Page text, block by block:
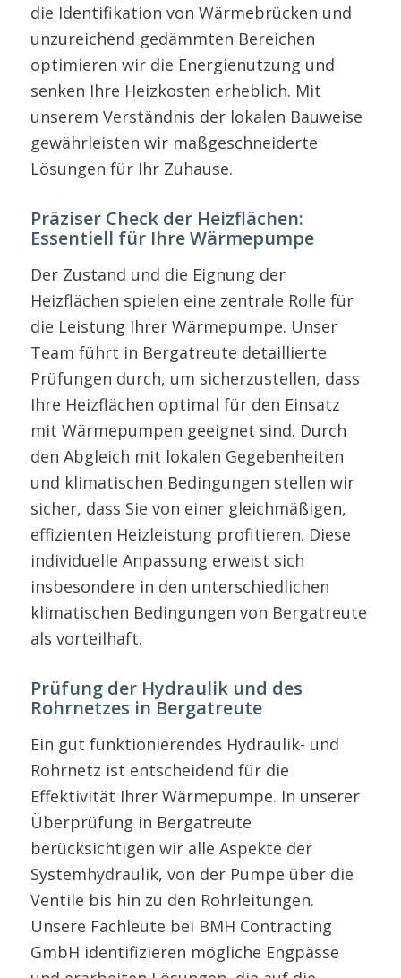
die Identifikation von Wärmebrücken und
unzureichend gedämmten Bereichen
optimieren wir die Energienutzung und
senken Ihre Heizkosten erheblich. Mit
unserem Verständnis der lokalen Bauweise
gewährleisten wir maßgeschneiderte
Lösungen für Ihr Zuhause.
Präziser Check der Heizflächen:
Essentiell für Ihre Wärmepumpe
Der Zustand und die Eignung der
Heizflächen spielen eine zentrale Rolle für
die Leistung Ihrer Wärmepumpe. Unser
Team führt in Bergatreute detaillierte
Prüfungen durch, um sicherzustellen, dass
Ihre Heizflächen optimal für den Einsatz
mit Wärmepumpen geeignet sind. Durch
den Abgleich mit lokalen Gegebenheiten
und klimatischen Bedingungen stellen wir
sicher, dass Sie von einer gleichmäßigen,
effizienten Heizleistung profitieren. Diese
individuelle Anpassung erweist sich
insbesondere in den unterschiedlichen
klimatischen Bedingungen von Bergatreute
als vorteilhaft.
Prüfung der Hydraulik und des
Rohrnetzes in Bergatreute
Ein gut funktionierendes Hydraulik- und
Rohrnetz ist entscheidend für die
Effektivität Ihrer Wärmepumpe. In unserer
Überprüfung in Bergatreute
berücksichtigen wir alle Aspekte der
Systemhydraulik, von der Pumpe über die
Ventile bis hin zu den Rohrleitungen.
Unsere Fachleute bei BMH Contracting
GmbH identifizieren mögliche Engpässe